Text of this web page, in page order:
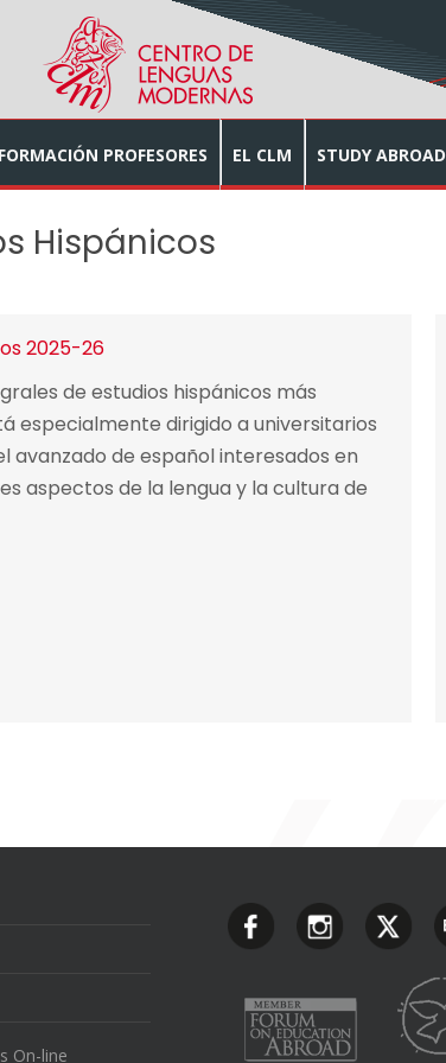
FORMACIÓN PROFESORES EL CLM STUDY ABROAD
Hispánicos
2025-26
de estudios hispánicos más
especialmente dirigido a universitarios
avanzado de español interesados en
aspectos de la lengua y la cultura de
On-line